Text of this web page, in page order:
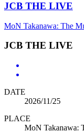
JCB THE LIVE
MoN Takanawa: The
JCB THE LIVE
DATE
2026/11/25
PLACE
MoN Takanawa: